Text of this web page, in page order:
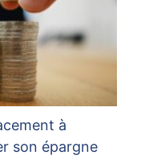
à
son épargne